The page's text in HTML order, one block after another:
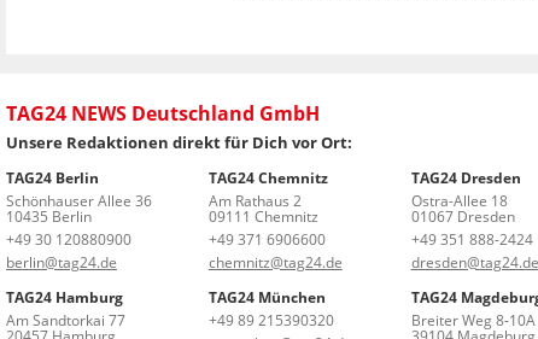
TAG24 NEWS Deutschland GmbH
Unsere Redaktionen direkt für Dich vor Ort:
TAG24 Berlin
Schönhauser Allee 36
10435 Berlin
+49 30 120880900
berlin@tag24.de
TAG24 Chemnitz
Am Rathaus 2
09111 Chemnitz
+49 371 6906600
chemnitz@tag24.de
TAG24 Dresden
Ostra-Allee 18
01067 Dresden
+49 351 888-2424
dresden@tag24.de
TAG24 Hamburg
Am Sandtorkai 77
TAG24 München
+49 89 215390320
TAG24
Breiter Weg 8-10A